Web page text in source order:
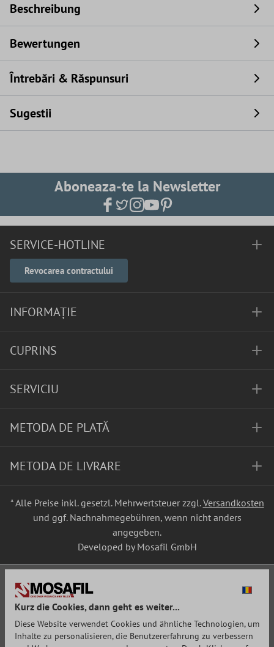
Beschreibung
Bewertungen
Întrebări & Răspunsuri
Sugestii
Aboneaza-te la Newsletter
SERVICE-HOTLINE
Revocarea contractului
INFORMAȚIE
CUPRINS
SERVICIU
METODA DE PLATĂ
METODA DE LIVRARE
* Alle Preise inkl. gesetzl. Mehrwertsteuer zzgl.Versandkosten
und ggf. Nachnahmegebühren, wenn nicht anders
angegeben.
Developed by Mosafil GmbH
Kurz die Cookies, dann geht es weiter...
Diese Website verwendet Cookies und ähnliche Technologien, um
Inhalte zu personalisieren, die Benutzererfahrung zu verbessern